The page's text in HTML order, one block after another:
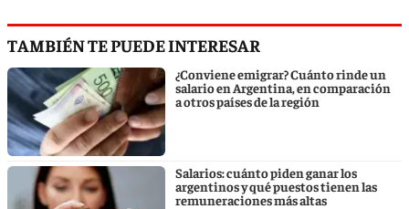
TAMBIÉN TE PUEDE INTERESAR
¿Conviene emigrar? Cuánto rinde un
salario en Argentina, en comparación
a otros países de la región
Salarios: cuánto piden ganar los
argentinos y qué puestos tienen las
remuneraciones más altas